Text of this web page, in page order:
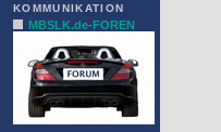
KOMMUNIKATION
MBSLK.de-FOREN